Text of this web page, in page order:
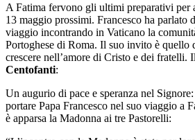
A Fatima fervono gli ultimi preparativi per
13 maggio prossimi. Francesco ha parlato
viaggio incontrando in Vaticano la
Portoghese di Roma. Il suo invito è quello
crescere nell’amore di Cristo e dei fratelli.
Centofanti:
Un augurio di pace e speranza nel
portare Papa Francesco nel suo viaggio a
è apparsa la Madonna ai tre Pastorelli: